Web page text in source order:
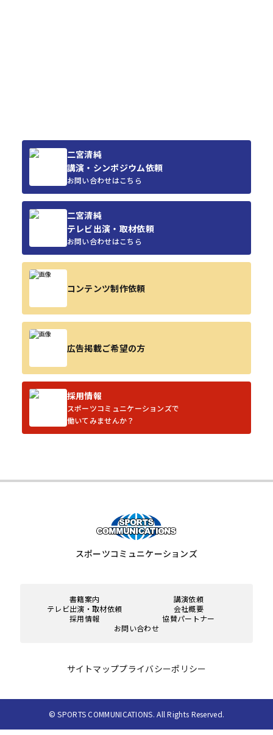
二宮清純
講演・シンポジウム依頼
お問い合わせはこちら
二宮清純
テレビ出演・取材依頼
お問い合わせはこちら
コンテンツ制作依頼
広告掲載ご希望の方
採用情報
スポーツコミュニケーションズで
働いてみませんか？
スポーツコミュニケーションズ
書籍案内
講演依頼
テレビ出演・取材依頼
会社概要
採用情報
協賛パートナー
お問い合わせ
サイトマッププライバシーポリシー
© SPORTS COMMUNICATIONS. All Rights Reserved.